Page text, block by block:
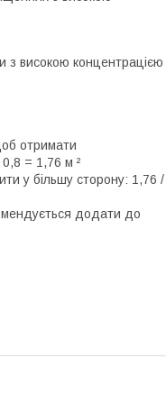
з високою концентрацією
отримати
= 1,76 м ²
у більшу сторону: 1,76 /
додати до